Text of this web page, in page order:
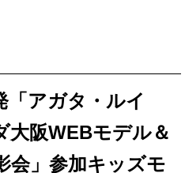
「アガタ・ルイ
大阪WEBモデル＆
会」参加キッズモ